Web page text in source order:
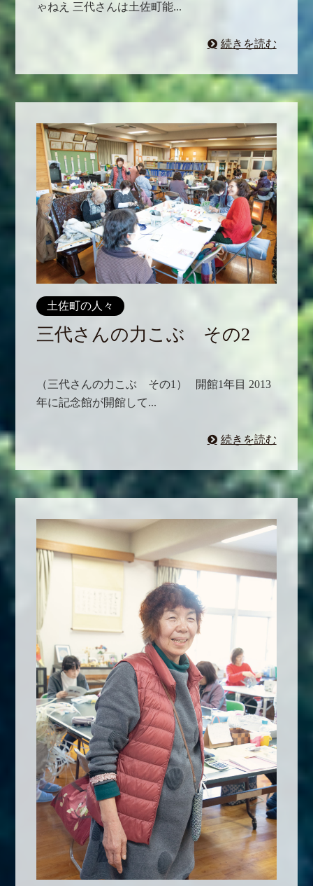
ゃねえ 三代さんは土佐町能...
続きを読む
土佐町の人々
三代さんの力こぶ その2
（三代さんの力こぶ その1） 開館1年目 2013
年に記念館が開館して...
続きを読む